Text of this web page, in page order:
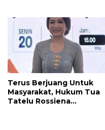
Terus Berjuang Untuk
Masyarakat, Hukum Tua
Tatelu Rossiena